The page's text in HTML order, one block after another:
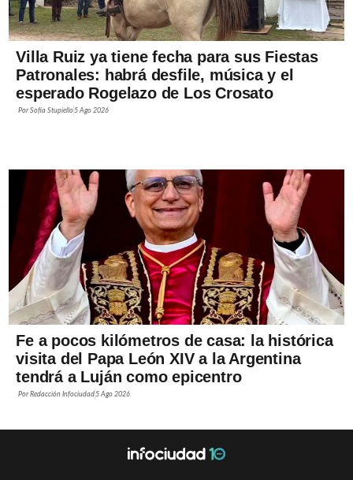
Villa Ruiz ya tiene fecha para sus Fiestas
Patronales: habrá desfile, música y el
esperado Rogelazo de Los Crosato
PorSofía Stupiello5 Ago 2026
Fe a pocos kilómetros de casa: la histórica
visita del Papa León XIV a la Argentina
tendrá a Luján como epicentro
PorRedacción Infociudad5 Ago 2026